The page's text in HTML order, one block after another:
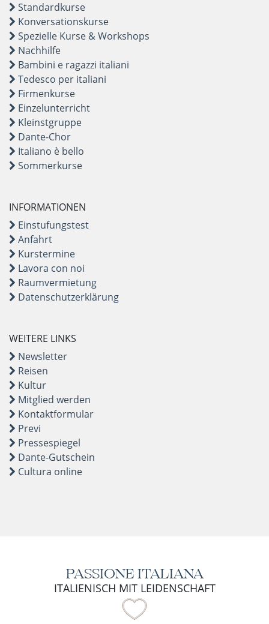
Standardkurse
Konversationskurse
Spezielle Kurse & Workshops
Nachhilfe
Bambini e ragazzi italiani
Tedesco per italiani
Firmenkurse
Einzelunterricht
Kleinstgruppe
Dante-Chor
Italiano è bello
Sommerkurse
INFORMATIONEN
Einstufungstest
Anfahrt
Kurstermine
Lavora con noi
Raumvermietung
Datenschutzerklärung
WEITERE LINKS
Newsletter
Reisen
Kultur
Mitglied werden
Kontaktformular
Previ
Pressespiegel
Dante-Gutschein
Cultura online
PASSIONE ITALIANA
ITALIENISCH MIT LEIDENSCHAFT